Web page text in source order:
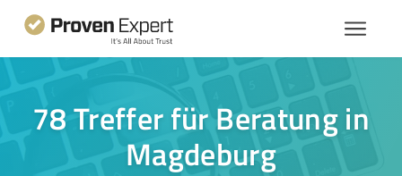
78 Treffer für Beratung in
Magdeburg